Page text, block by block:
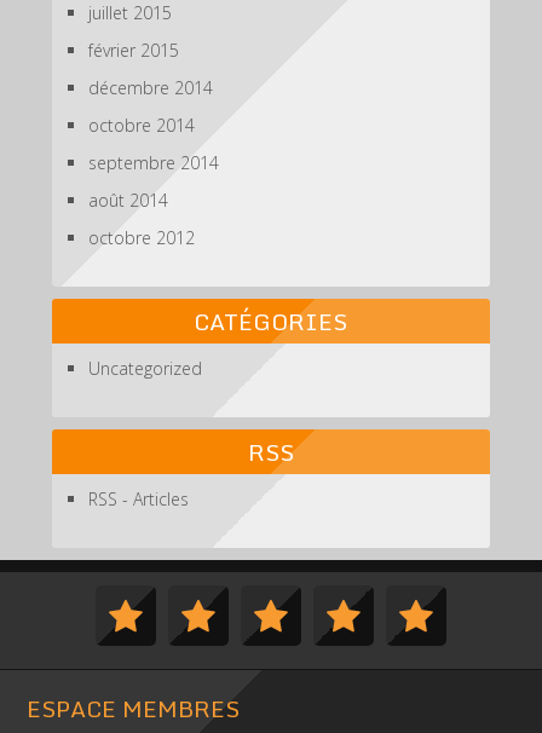
juillet 2015
février 2015
décembre 2014
octobre 2014
septembre 2014
août 2014
octobre 2012
CATÉGORIES
Uncategorized
RSS
RSS - Articles
ESPACE MEMBRES